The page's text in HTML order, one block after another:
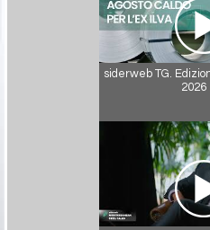
siderweb TG.
2026